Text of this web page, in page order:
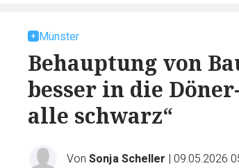
Münster
Behauptung von
besser in die
alle schwarz“
Von Sonja Scheller | 09.05.2026